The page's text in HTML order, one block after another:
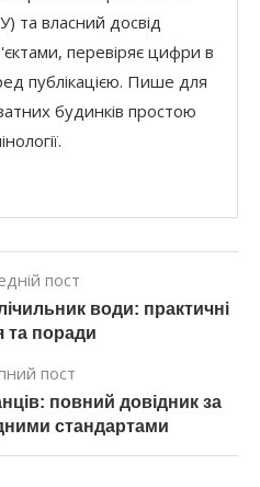
та власний досвід
перевіряє цифри в
публікацією. Пише для
будинків простою
пост
води: практичні
та поради
пост
повний довідник за
стандартами